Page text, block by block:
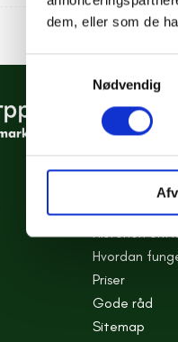
dem, eller som de
Samtykkevalg
Nødvendig
Historien om
Hvordan
Priser
Gode råd
Sitemap